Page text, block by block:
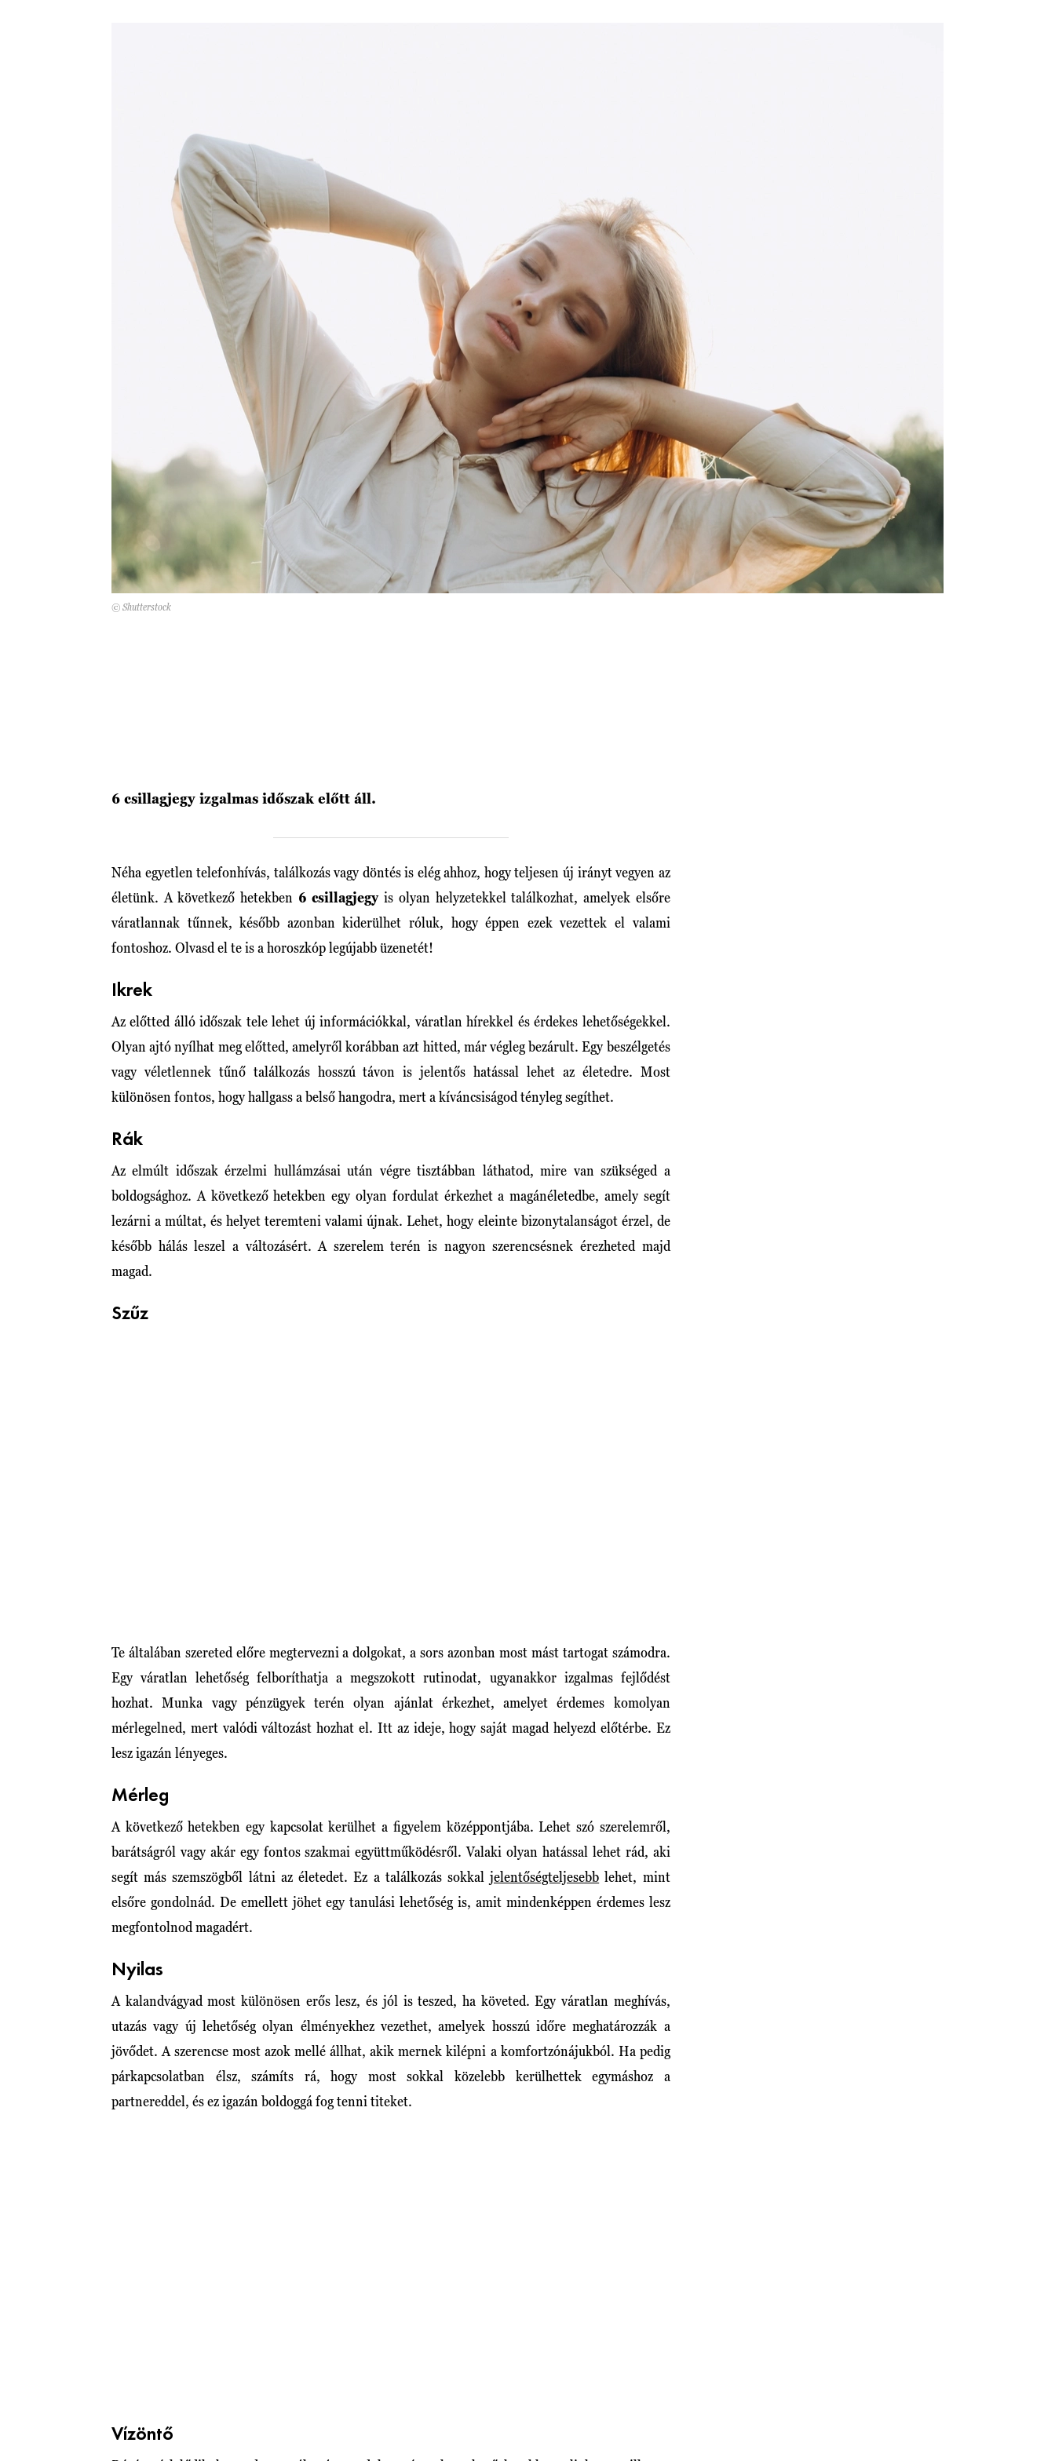
© Shutterstock
6 csillagjegy izgalmas időszak előtt áll.
Néha egyetlen telefonhívás, találkozás vagy döntés is elég ahhoz, hogy teljesen új irányt vegyen az
életünk. A következő hetekben 6 csillagjegyis olyan helyzetekkel találkozhat, amelyek elsőre
váratlannak tűnnek, később azonban kiderülhet róluk, hogy éppen ezek vezettek el valami
fontoshoz. Olvasd el te is a horoszkóp legújabb üzenetét!
Ikrek
Az előtted álló időszak tele lehet új információkkal, váratlan hírekkel és érdekes lehetőségekkel.
Olyan ajtó nyílhat meg előtted, amelyről korábban azt hitted, már végleg bezárult. Egy beszélgetés
vagy véletlennek tűnő találkozás hosszú távon is jelentős hatással lehet az életedre. Most
különösen fontos, hogy hallgass a belső hangodra, mert a kíváncsiságod tényleg segíthet.
Rák
Az elmúlt időszak érzelmi hullámzásai után végre tisztábban láthatod, mire van szükséged a
boldogsághoz. A következő hetekben egy olyan fordulat érkezhet a magánéletedbe, amely segít
lezárni a múltat, és helyet teremteni valami újnak. Lehet, hogy eleinte bizonytalanságot érzel, de
később hálás leszel a változásért. A szerelem terén is nagyon szerencsésnek érezheted majd
magad.
Szűz
Te általában szereted előre megtervezni a dolgokat, a sors azonban most mást tartogat számodra.
Egy váratlan lehetőség felboríthatja a megszokott rutinodat, ugyanakkor izgalmas fejlődést
hozhat. Munka vagy pénzügyek terén olyan ajánlat érkezhet, amelyet érdemes komolyan
mérlegelned, mert valódi változást hozhat el. Itt az ideje, hogy saját magad helyezd előtérbe. Ez
lesz igazán lényeges.
Mérleg
A következő hetekben egy kapcsolat kerülhet a figyelem középpontjába. Lehet szó szerelemről,
barátságról vagy akár egy fontos szakmai együttműködésről. Valaki olyan hatással lehet rád, aki
segít más szemszögből látni az életedet. Ez a találkozás sokkaljelentőségteljesebb lehet, mint
elsőre gondolnád. De emellett jöhet egy tanulási lehetőség is, amit mindenképpen érdemes lesz
megfontolnod magadért.
Nyilas
A kalandvágyad most különösen erős lesz, és jól is teszed, ha követed. Egy váratlan meghívás,
utazás vagy új lehetőség olyan élményekhez vezethet, amelyek hosszú időre meghatározzák a
jövődet. A szerencse most azok mellé állhat, akik mernek kilépni a komfortzónájukból. Ha pedig
párkapcsolatban élsz, számíts rá, hogy most sokkal közelebb kerülhettek egymáshoz a
partnereddel, és ez igazán boldoggá fog tenni titeket.
Vízöntő